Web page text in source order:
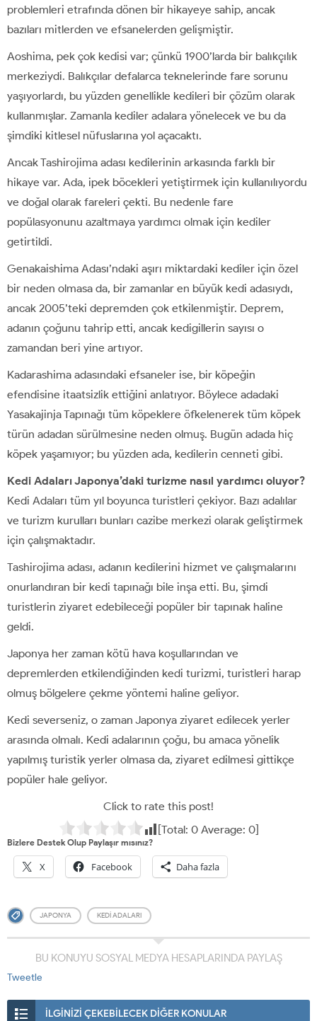
problemleri etrafında dönen bir hikayeye sahip, ancak
bazıları mitlerden ve efsanelerden gelişmiştir.
Aoshima, pek çok kedisi var; çünkü 1900’larda bir balıkçılık
merkeziydi. Balıkçılar defalarca teknelerinde fare sorunu
yaşıyorlardı, bu yüzden genellikle kedileri bir çözüm olarak
kullanmışlar. Zamanla kediler adalara yönelecek ve bu da
şimdiki kitlesel nüfuslarına yol açacaktı.
Ancak Tashirojima adası kedilerinin arkasında farklı bir
hikaye var. Ada, ipek böcekleri yetiştirmek için kullanılıyordu
ve doğal olarak fareleri çekti. Bu nedenle fare
popülasyonunu azaltmaya yardımcı olmak için kediler
getirtildi.
Genakaishima Adası’ndaki aşırı miktardaki kediler için özel
bir neden olmasa da, bir zamanlar en büyük kedi adasıydı,
ancak 2005’teki depremden çok etkilenmiştir. Deprem,
adanın çoğunu tahrip etti, ancak kedigillerin sayısı o
zamandan beri yine artıyor.
Kadarashima adasındaki efsaneler ise, bir köpeğin
efendisine itaatsizlik ettiğini anlatıyor. Böylece adadaki
Yasakajinja Tapınağı tüm köpeklere öfkelenerek tüm köpek
türün adadan sürülmesine neden olmuş. Bugün adada hiç
köpek yaşamıyor; bu yüzden ada, kedilerin cenneti gibi.
Kedi Adaları Japonya’daki turizme nasıl yardımcı oluyor?
Kedi Adaları tüm yıl boyunca turistleri çekiyor. Bazı adalılar
ve turizm kurulları bunları cazibe merkezi olarak geliştirmek
için çalışmaktadır.
Tashirojima adası, adanın kedilerini hizmet ve çalışmalarını
onurlandıran bir kedi tapınağı bile inşa etti. Bu, şimdi
turistlerin ziyaret edebileceği popüler bir tapınak haline
geldi.
Japonya her zaman kötü hava koşullarından ve
depremlerden etkilendiğinden kedi turizmi, turistleri harap
olmuş bölgelere çekme yöntemi haline geliyor.
Kedi severseniz, o zaman Japonya ziyaret edilecek yerler
arasında olmalı. Kedi adalarının çoğu, bu amaca yönelik
yapılmış turistik yerler olmasa da, ziyaret edilmesi gittikçe
popüler hale geliyor.
Click to rate this post!
[Total: 0Average: 0]
Bizlere Destek Olup Paylaşır mısınız?
X Facebook Daha fazla
JAPONYA KEDI ADALARI
BU KONUYU SOSYAL MEDYA HESAPLARINDA PAYLAŞ
Tweetle
İLGİNİZİ ÇEKEBİLECEK DİĞER KONULAR